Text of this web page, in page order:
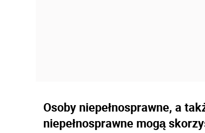
Osoby niepełnosprawne, a
niepełnosprawne mogą